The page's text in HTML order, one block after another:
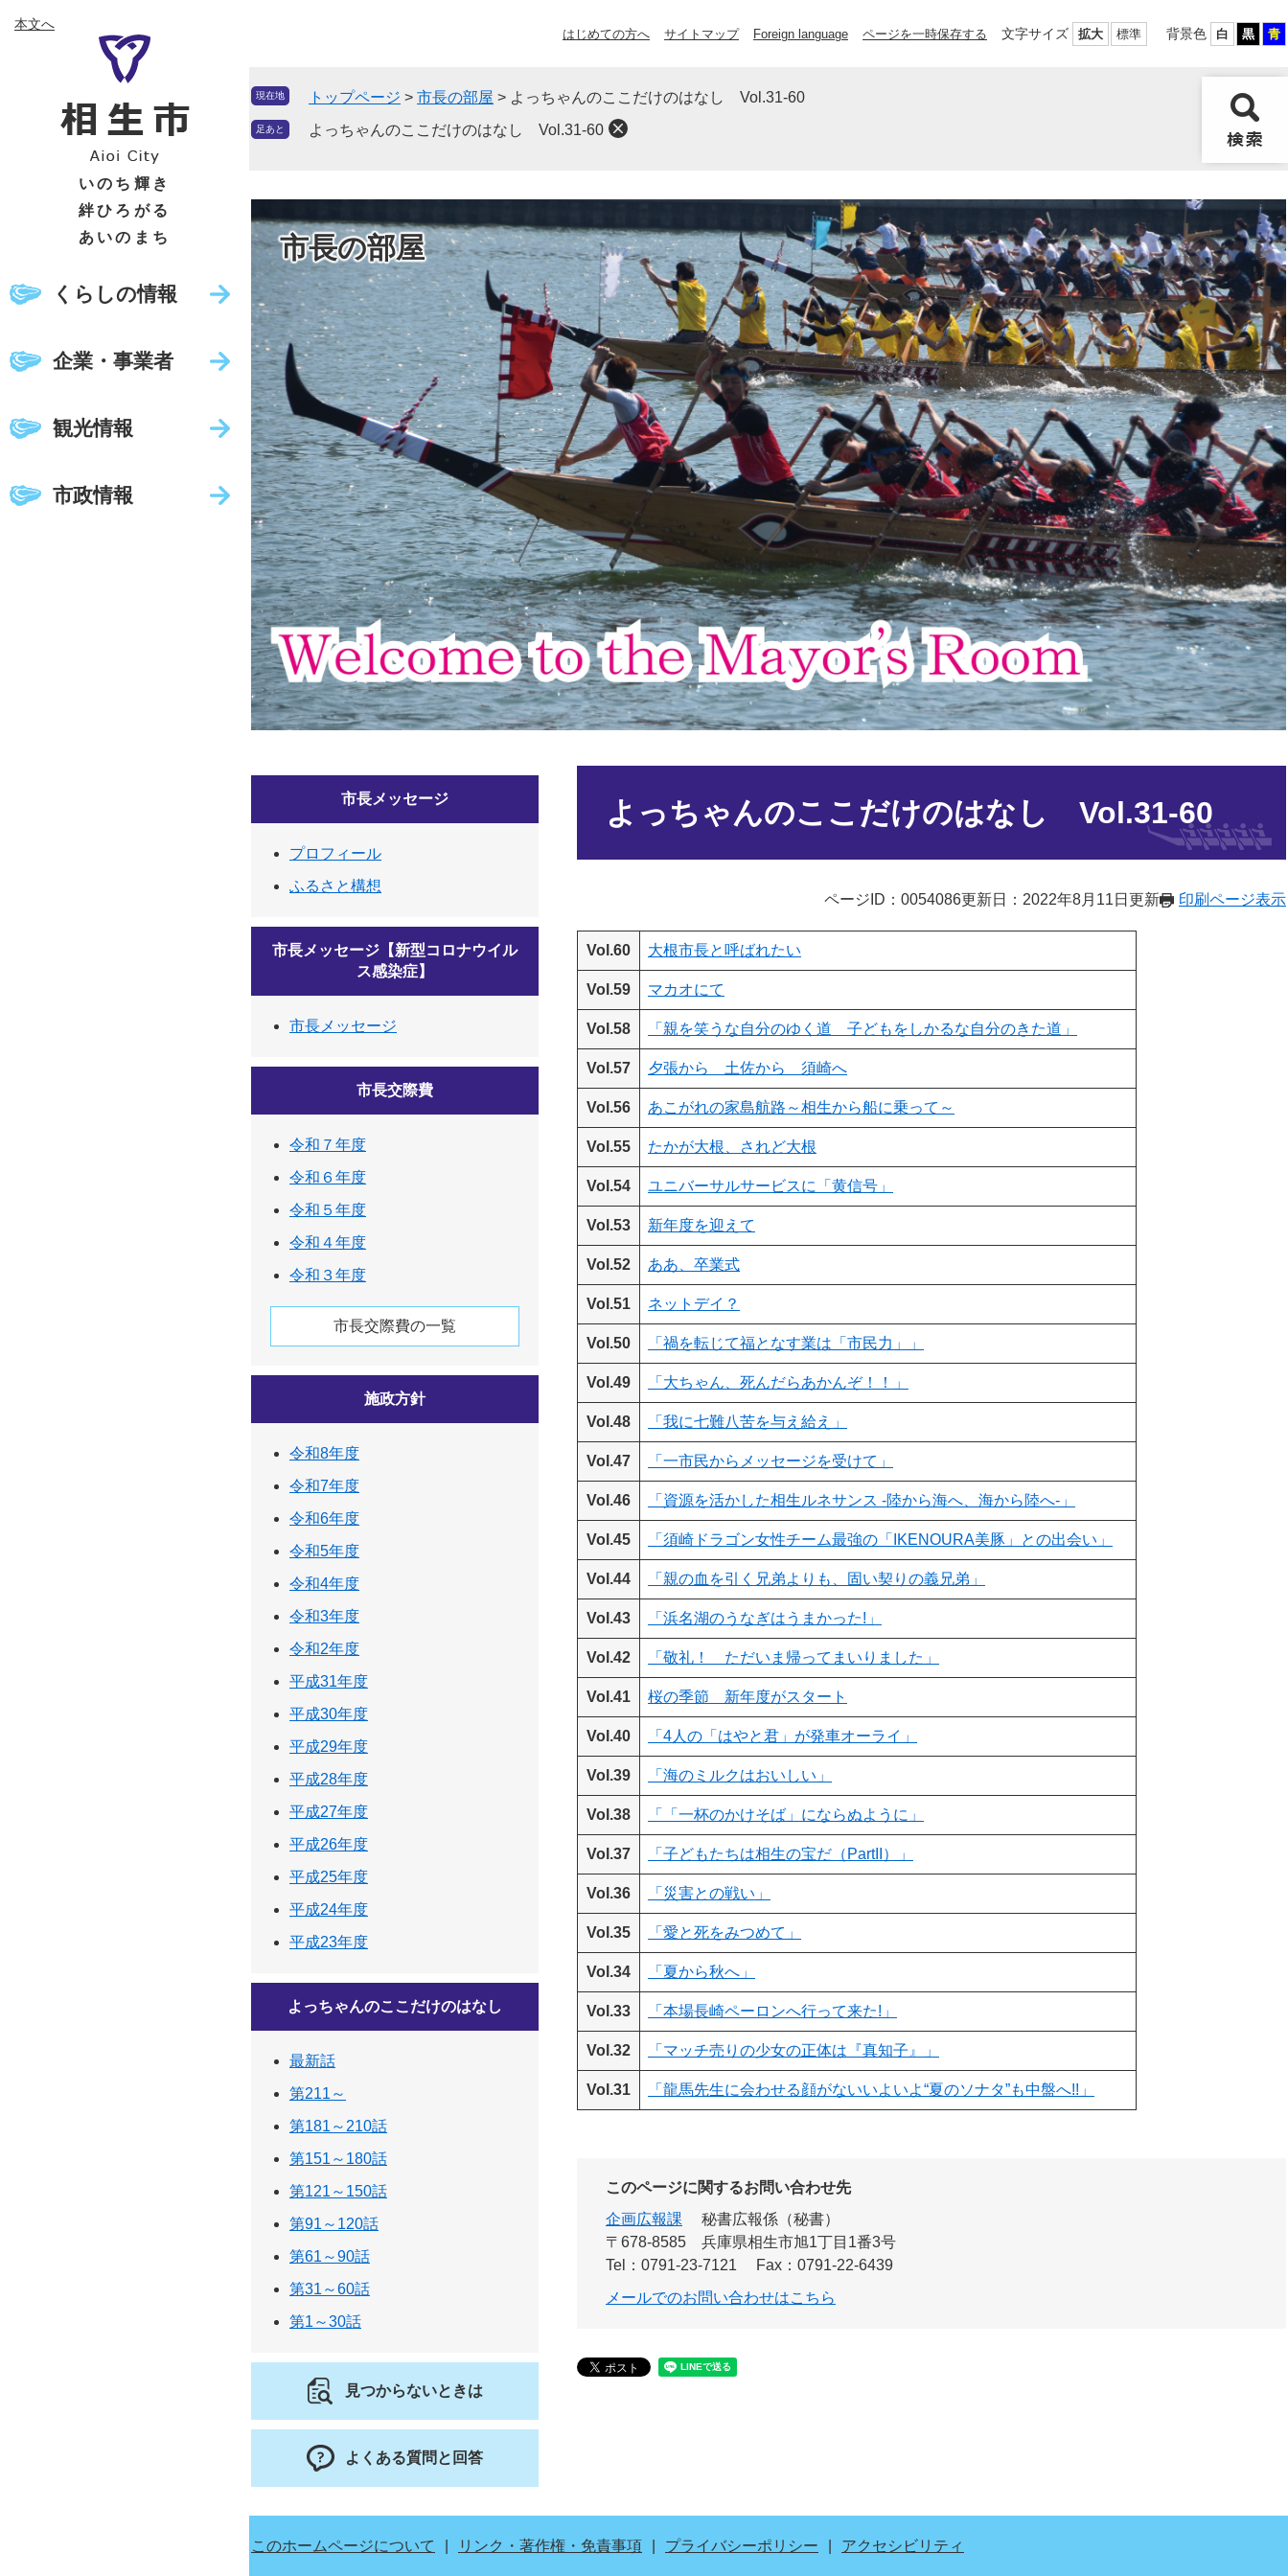
ー
ニ
本文へ
いのち輝き
絆ひろがる
あいのまち
くらしの情報
企業・事業者
観光情報
市政情報
はじめての方へ サイトマップ Foreign language ページを一時保存する 文字サイズ 拡大 標準 背景色 白 黒 青
現在地 トップページ > 市長の部屋 > よっちゃんのここだけのはなし Vol.31-60
足あと よっちゃんのここだけのはなし Vol.31-60
市長の部屋
よっちゃんのここだけのはなし Vol.31-60
ページID：0054086更新日：2022年8月11日更新 印刷ページ表示
Vol.60 大根市長と呼ばれたい
Vol.59 マカオにて
Vol.58 「親を笑うな自分のゆく道 子どもをしかるな自分のきた道」
Vol.57 夕張から 土佐から 須崎へ
Vol.56 あこがれの家島航路～相生から船に乗って～
Vol.55 たかが大根、されど大根
Vol.54 ユニバーサルサービスに「黄信号」
Vol.53 新年度を迎えて
Vol.52 ああ、卒業式
Vol.51 ネットデイ？
Vol.50 「禍を転じて福となす業は「市民力」」
Vol.49 「大ちゃん、死んだらあかんぞ！！」
Vol.48 「我に七難八苦を与え給え」
Vol.47 「一市民からメッセージを受けて」
Vol.46 「資源を活かした相生ルネサンス -陸から海へ、海から陸へ-」
Vol.45 「須崎ドラゴン女性チーム最強の「IKENOURA美豚」との出会い」
Vol.44 「親の血を引く兄弟よりも、固い契りの義兄弟」
Vol.43 「浜名湖のうなぎはうまかった!」
Vol.42 「敬礼！ ただいま帰ってまいりました」
Vol.41 桜の季節 新年度がスタート
Vol.40 「4人の「はやと君」が発車オーライ」
Vol.39 「海のミルクはおいしい」
Vol.38 「「一杯のかけそば」にならぬように」
Vol.37 「子どもたちは相生の宝だ（PartII）」
Vol.36 「災害との戦い」
Vol.35 「愛と死をみつめて」
Vol.34 「夏から秋へ」
Vol.33 「本場長崎ペーロンへ行って来た!」
Vol.32 「マッチ売りの少女の正体は『真知子』」
Vol.31 「龍馬先生に会わせる顔がないいよいよ“夏のソナタ”も中盤へ!!」
このページに関するお問い合わせ先
企画広報課
秘書広報係（秘書）
〒678-8585
兵庫県相生市旭1丁目1番3号
Tel：0791-23-7121
Fax：0791-22-6439
メールでのお問い合わせはこちら
市長メッセージ
プロフィール
ふるさと構想
市長メッセージ【新型コロナウイル
ス感染症】
市長メッセージ
市長交際費
令和７年度
令和６年度
令和５年度
令和４年度
令和３年度
市長交際費の一覧
施政方針
令和8年度
令和7年度
令和6年度
令和5年度
令和4年度
令和3年度
令和2年度
平成31年度
平成30年度
平成29年度
平成28年度
平成27年度
平成26年度
平成25年度
平成24年度
平成23年度
よっちゃんのここだけのはなし
最新話
第211～
第181～210話
第151～180話
第121～150話
第91～120話
第61～90話
第31～60話
第1～30話
見つからないときは
よくある質問と回答
このホームページについて リンク・著作権・免責事項 プライバシーポリシー アクセシビリティ